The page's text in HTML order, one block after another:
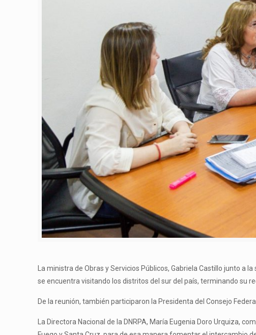
La ministra de Obras y Servicios Públicos, Gabriela Castillo junto a
se encuentra visitando los distritos del sur del país, terminando su
De la reunión, también participaron la Presidenta del Consejo
La Directora Nacional de la DNRPA, María Eugenia Doro Urquiza,